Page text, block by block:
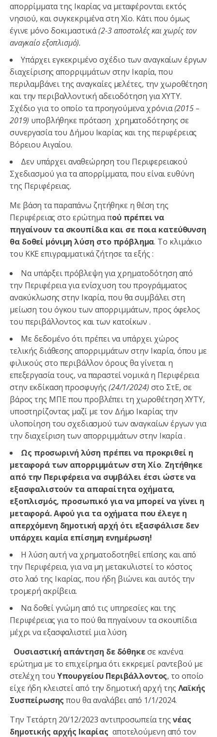
απορρίμματα της Ικαρίας να μεταφέρονται εκτός
νησιού, και συγκεκριμένα στη Χίο. Κάτι που όμως
έγινε μόνο δοκιμαστικά(2-3 αποστολές και χωρίς τον
αναγκαίο εξοπλισμό).
Υπάρχει εγκεκριμένο σχέδιο των αναγκαίων έργων
διαχείρισης απορριμμάτων στην Ικαρία, που
περιλαμβάνει της αναγκαίες μελέτες, την χωροθέτηση
και την περιβαλλοντική αδειοδότηση για ΧΥΤΥ.
Σχέδιο για το οποίο τα προηγούμενα χρόνια(2015 –
2019) υποβλήθηκε πρόταση χρηματοδότησης σε
συνεργασία του Δήμου Ικαρίας και της περιφέρειας
Βόρειου Αιγαίου.
Δεν υπάρχει αναθεώρηση του Περιφερειακού
Σχεδιασμού για τα απορρίμματα, που είναι ευθύνη
της Περιφέρειας.
Με βάση τα παραπάνω ζητήθηκε η θέση της
Περιφέρειας στο ερώτημα πού πρέπει να
πηγαίνουν τα σκουπίδια και σε ποια κατεύθυνση
θα δοθεί μόνιμη λύση στο πρόβλημα. Το κλιμάκιο
του ΚΚΕ επιγραμματικά ζήτησε τα εξής :
Να υπάρξει πρόβλεψη για χρηματοδότηση από
την Περιφέρεια για ενίσχυση του προγράμματος
ανακύκλωσης στην Ικαρία, που θα συμβάλει στη
μείωση του όγκου των απορριμμάτων, προς όφελος
του περιβάλλοντος και των κατοίκων .
Με δεδομένο ότι πρέπει να υπάρχει χώρος
τελικής διάθεσης απορριμμάτων στην Ικαρία, όπου με
φιλικούς στο περιβάλλον όρους θα γίνεται η
επεξεργασία τους, να παραστεί νομικά η Περιφέρεια
στην εκδίκαση προσφυγής(24/1/2024) στο ΣτΕ, σε
βάρος της ΜΠΕ που προβλέπει τη χωροθέτηση ΧΥΤΥ,
υποστηρίζοντας μαζί με τον Δήμο Ικαρίας την
υλοποίηση του σχεδιασμού των αναγκαίων έργων για
την διαχείριση των απορριμμάτων στην Ικαρία .
Ως προσωρινή λύση πρέπει να προκριθεί η
μεταφορά των απορριμμάτων στη Χίο. Ζητήθηκε
από την Περιφέρεια να συμβάλει έτσι ώστε να
εξασφαλιστούν τα απαραίτητα οχήματα,
εξοπλισμός, προσωπικό για να μπορεί να γίνει η
μεταφορά. Αφού για τα οχήματα που έλεγε η
απερχόμενη δημοτική αρχή ότι εξασφάλισε δεν
υπάρχει καμία επίσημη ενημέρωση!
Η λύση αυτή να χρηματοδοτηθεί επίσης και από
την Περιφέρεια, για να μη μετακυλιστεί το κόστος
στο λαό της Ικαρίας, που ήδη βιώνει και αυτός την
τρομερή ακρίβεια.
Να δοθεί γνώμη από τις υπηρεσίες και της
Περιφέρειας για το πού θα πηγαίνουν τα σκουπίδια
μέχρι να εξασφαλιστεί μια λύση.
Ουσιαστική απάντηση δε δόθηκεσε κανένα
ερώτημα με το επιχείρημα ότι εκκρεμεί ραντεβού με
στελέχη του Υπουργείου Περιβάλλοντος, το οποίο
είχε ήδη κλειστεί από την δημοτική αρχή της Λαϊκής
Συσπείρωσης που θα αναλάβει από 1/1/2024.
Την Τετάρτη 20/12/2023 αντιπροσωπεία τηςνέας
δημοτικής αρχής Ικαρίας αποτελούμενη από τον